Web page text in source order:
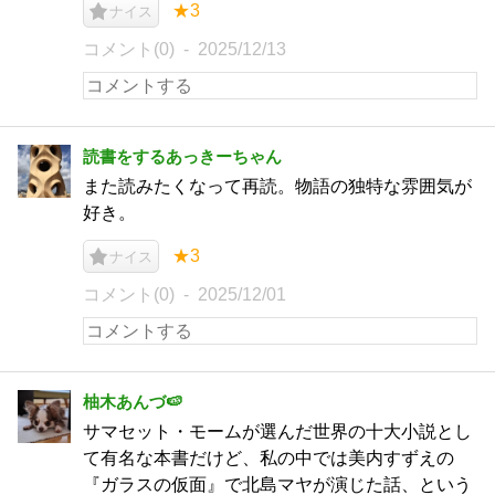
ナイス ★3
コメント(0) 2025/12/13
読書をするあっきーちゃん
また読みたくなって再読。物語の独特な雰囲気が
好き。
ナイス ★3
コメント(0) 2025/12/01
柚木あんづ🍉
サマセット・モームが選んだ世界の十大小説とし
て有名な本書だけど、私の中では美内すずえの
『ガラスの仮面』で北島マヤが演じた話、という